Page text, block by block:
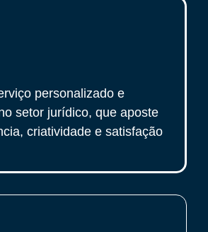
personalizado e
setor jurídico, que aposte
criatividade e satisfação